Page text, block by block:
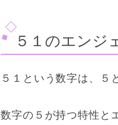
５１のエンジ
５１という数字は、５
数字の５が持つ特性と